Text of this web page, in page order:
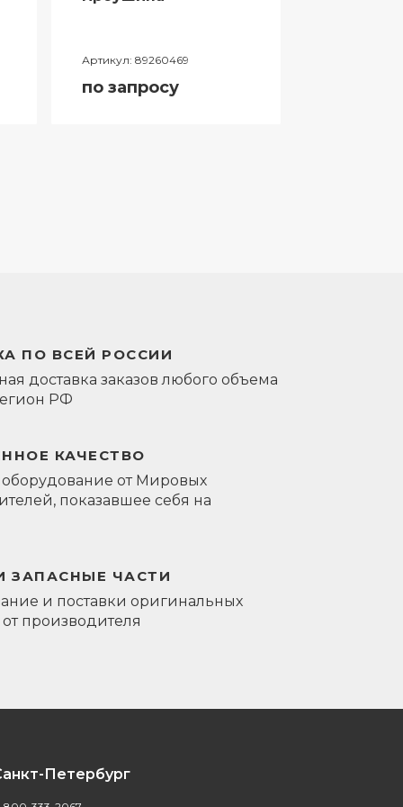
Артикул: 89260469
по запросу
ПО ВСЕЙ РОССИИ
доставка заказов любого объема
РФ
КАЧЕСТВО
оборудование от Мировых
показавшее себя на
ЗАПАСНЫЕ ЧАСТИ
и поставки оригинальных
от производителя
Петербург